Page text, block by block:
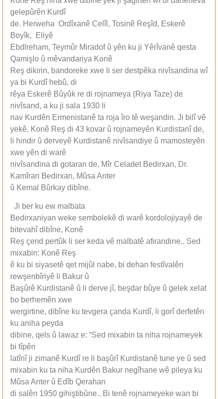
gelepûrên Kurdî
de. Herweha Ordîxanê Celîl, Tosinê Reşîd, Eskerê
Boyîk, Eliyê
Ebdlreham, Teymûr Miradof û yên ku ji Yêrîvanê qesta
Qamişlo û mêvandariya Konê
Reş dikirin, bandoreke xwe li ser destpêka nivîsandina wî
ya bi Kurdî hebû, di
rêya Eskerê Bûyûk re di rojnameya (Riya Taze) de
nivîsand, a ku ji sala 1930 li
nav Kurdên Ermenistanê ta roja îro tê weşandin. Ji bilî vê
yekê, Konê Reş di 43 kovar û rojnameyên Kurdistanî de,
li hindir û derveyê Kurdistanê nivîsandiye û mamosteyên
xwe yên di warê
nivîsandina di gotaran de, Mîr Celadet Bedirxan, Dr.
Kamîran Bedirxan, Mûsa Anter
û Kemal Bûrkay dibîne.
Ji ber ku ew malbata
Bedirxaniyan weke sembolekê di warê kordolojiyayê de
bitevahî dibîne, Konê
Reş çend pertûk li ser keda vê malbatê afirandine.. Sed
mixabin: Konê Reş
ê ku bi siyasetê qet mijûl nabe, bi dehan festîvalên
rewşenbîriyê li Bakur û
Başûrê Kurdistanê û li derve jî, beşdar bûye û gelek xelat
bo berhemên xwe
wergirtine, dibîne ku tevgera çanda Kurdî, li gorî derfetên
ku aniha peyda
dibine, qels û lawaz e: “Sed mixabin ta niha rojnameyek
bi tîpên
latînî ji zimanê Kurdî re li başûrî Kurdistanê tune ye û sed
mixabin ku ta niha Kurdên Bakur negîhane wê pileya ku
Mûsa Anter û Edîb Qerahan
di salên 1950 gihiştibûne.. Bi tenê rojnameyeke wan bi